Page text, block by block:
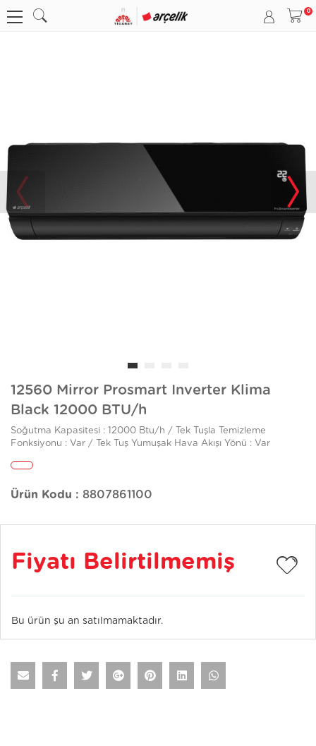
12560 Mirror Prosmart Inverter Klima
Black 12000 BTU/h
Soğutma Kapasitesi : 12000 Btu/h / Tek Tuşla Temizleme
Fonksiyonu : Var / Tek Tuş Yumuşak Hava Akışı Yönü : Var
Ürün Kodu : 8807861100
Fiyatı Belirtilmemiş
Bu ürün şu an satılmamaktadır.